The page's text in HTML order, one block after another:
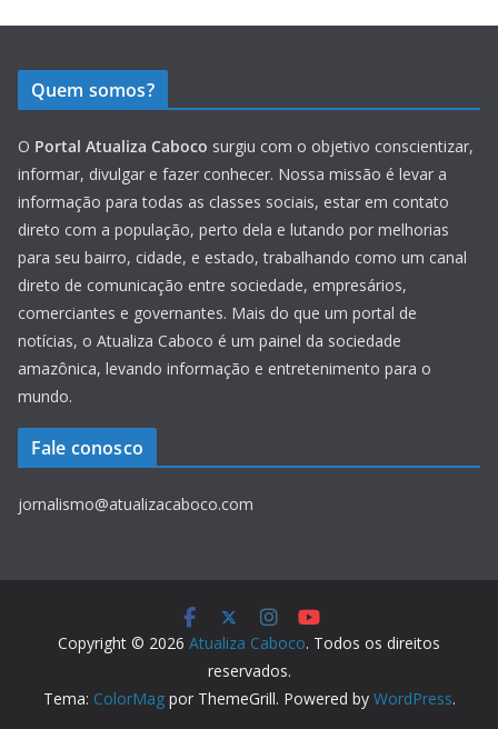
Quem somos?
O Portal Atualiza Caboco surgiu com o objetivo conscientizar,
informar, divulgar e fazer conhecer. Nossa missão é levar a
informação para todas as classes sociais, estar em contato
direto com a população, perto dela e lutando por melhorias
para seu bairro, cidade, e estado, trabalhando como um canal
direto de comunicação entre sociedade, empresários,
comerciantes e governantes. Mais do que um portal de
notícias, o Atualiza Caboco é um painel da sociedade
amazônica, levando informação e entretenimento para o
mundo.
Fale conosco
jornalismo@atualizacaboco.com
Copyright © 2026 Atualiza Caboco. Todos os direitos
reservados.
Tema: ColorMagpor ThemeGrill. Powered by WordPress.